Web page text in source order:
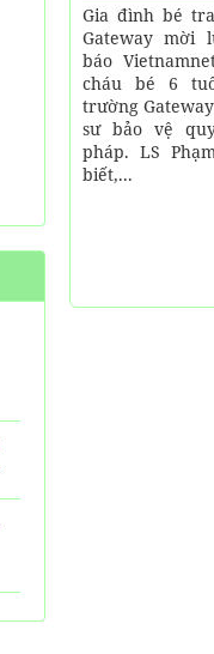
Gia đình bé
Gateway mời
báo
cháu bé 6
trường
sư bảo vệ
pháp. LS
biết,...